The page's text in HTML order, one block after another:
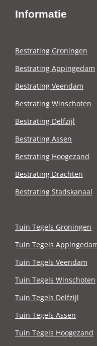
Informatie
Bestrating Groningen
Bestrating Appingedam
Bestrating Veendam
Bestrating Winschoten
Bestrating Delfzijl
Bestrating Assen
Bestrating Hoogezand
Bestrating Drachten
Bestrating Stadskanaal
Tuin Tegels Groningen
Tuin Tegels
Tuin Tegels Veendam
Tuin Tegels Winschoten
Tuin Tegels Delfzijl
Tuin Tegels Assen
Tuin Tegels Hoogezand